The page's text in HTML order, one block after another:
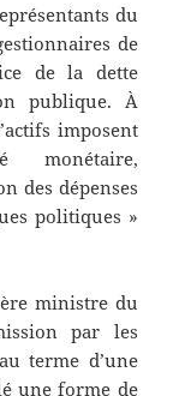
du
de
de la dette
publique. À
imposent
monétaire,
des dépenses
politiques »
ministre du
par les
terme d’une
une forme de